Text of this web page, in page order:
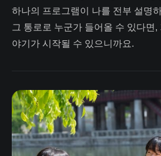
하나의 프로그램이 나를 전부 설명
그 통로로 누군가 들어올 수 있다면,
야기가 시작될 수 있으니까요.